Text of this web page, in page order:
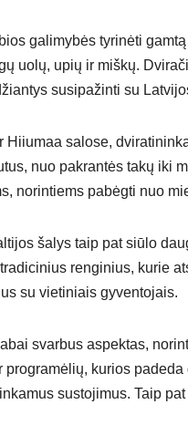
galimybės tyrinėti
uolų, upių ir miškų.
susipažinti su
Hiiumaa salose,
nuo pakrantės takų iki
norintiems pabėgti nuo
šalys taip pat siūlo
renginius, kurie
su vietiniais gyventojais.
svarbus aspektas,
kurios
sustojimus. Taip